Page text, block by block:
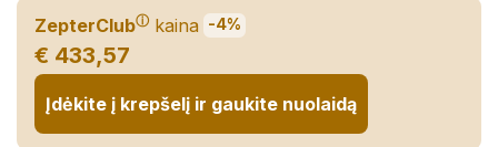
ZepterClubⓘ kaina -4%
€ 433,57
Įdėkite į krepšelį ir gaukite nuolaidą